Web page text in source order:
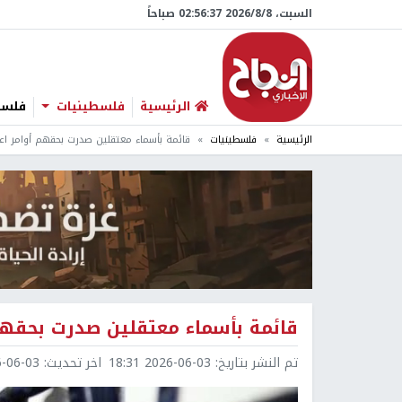
السبت، 8/‏8/‏2026 02:56:38 صباحاً
الرئيسية فلسطينيات
الرئيسية فلسطينيات قائمة بأسماء معتقلين صدرت بحقهم أوامر
قائمة بأسماء معتقلين صدرت
تم النشر بتاريخ: 2026-06-03 18:31 اخر تحديث: 03 18:46